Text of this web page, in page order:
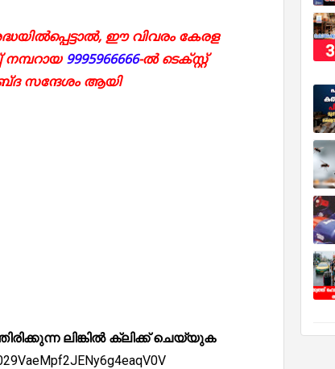
ഈ വിവരം കേരള
നമ്പറായ 9995966666-ൽ ടെക്സ്റ്റ്
സന്ദേശം ആയി
ലിങ്കിൽ ക്ലിക്ക് ചെയ്യുക